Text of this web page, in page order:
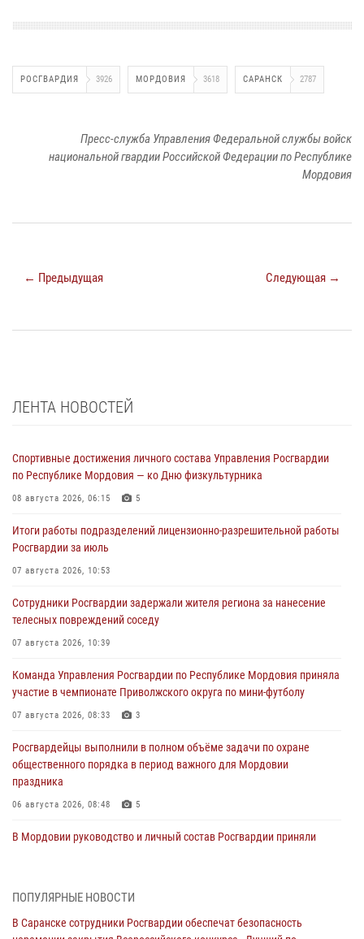
РОСГВАРДИЯ 3926 МОРДОВИЯ 3618 САРАНСК 2787
Пресс-служба Управления Федеральной службы войск
национальной гвардии Российской Федерации по Республике
Мордовия
← Предыдущая Следующая →
ЛЕНТА НОВОСТЕЙ
Спортивные достижения личного состава Управления Росгвардии
по Республике Мордовия — ко Дню физкультурника
08 августа 2026, 06:15 5
Итоги работы подразделений лицензионно-разрешительной работы
Росгвардии за июль
07 августа 2026, 10:53
Сотрудники Росгвардии задержали жителя региона за нанесение
телесных повреждений соседу
07 августа 2026, 10:39
Команда Управления Росгвардии по Республике Мордовия приняла
участие в чемпионате Приволжского округа по мини-футболу
07 августа 2026, 08:33 3
Росгвардейцы выполнили в полном объёме задачи по охране
общественного порядка в период важного для Мордовии
праздника
06 августа 2026, 08:48 5
В Мордовии руководство и личный состав Росгвардии приняли
06 августа 2026, 08:14 9
В Саранске сотрудники Росгвардии задержали дебошира,
ПОПУЛЯРНЫЕ НОВОСТИ
В Саранске сотрудники Росгвардии обеспечат безопасность